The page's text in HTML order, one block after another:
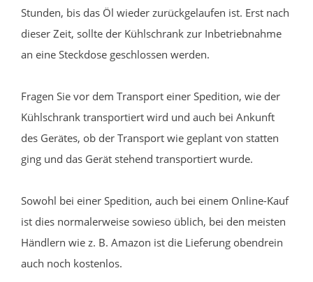
Stunden, bis das Öl wieder zurückgelaufen ist. Erst nach
dieser Zeit, sollte der Kühlschrank zur Inbetriebnahme
an eine Steckdose geschlossen werden.
Fragen Sie vor dem Transport einer Spedition, wie der
Kühlschrank transportiert wird und auch bei Ankunft
des Gerätes, ob der Transport wie geplant von statten
ging und das Gerät stehend transportiert wurde.
Sowohl bei einer Spedition, auch bei einem Online-Kauf
ist dies normalerweise sowieso üblich, bei den meisten
Händlern wie z. B. Amazon ist die Lieferung obendrein
auch noch kostenlos.